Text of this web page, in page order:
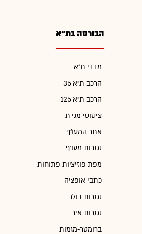
הבורסה בת"א
מדדי ת"א
הרכב ת"א 35
הרכב ת"א 125
ציטוטי מניות
אתר המעו"ף
נגזרות מעו"ף
מפת פוזיציות פתוחות
כתבי אופציה
נגזרות דולר
נגזרות אירו
ברומטר-מגמות